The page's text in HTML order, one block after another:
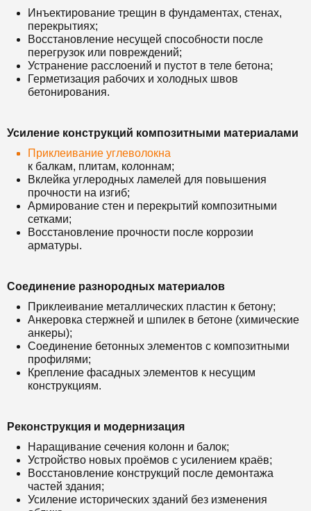
Инъектирование трещин в фундаментах, стенах,
перекрытиях;
Восстановление несущей способности после
перегрузок или повреждений;
Устранение расслоений и пустот в теле бетона;
Герметизация рабочих и холодных швов
бетонирования.
Усиление конструкций композитными материалами
Приклеивание углеволокна
к балкам, плитам, колоннам;
Вклейка углеродных ламелей для повышения
прочности на изгиб;
Армирование стен и перекрытий композитными
сетками;
Восстановление прочности после коррозии
арматуры.
Соединение разнородных материалов
Приклеивание металлических пластин к бетону;
Анкеровка стержней и шпилек в бетоне (химические
анкеры);
Соединение бетонных элементов с композитными
профилями;
Крепление фасадных элементов к несущим
конструкциям.
Реконструкция и модернизация
Наращивание сечения колонн и балок;
Устройство новых проёмов с усилением краёв;
Восстановление конструкций после демонтажа
частей здания;
Усиление исторических зданий без изменения